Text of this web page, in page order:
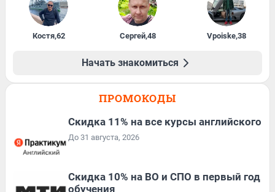
Костя,62 Сергей,48 Vpoiske,38
Начать знакомиться
ПРОМОКОДЫ
Скидка 11% на все курсы английского
До 31 августа, 2026
Скидка 10% на ВО и СПО в первый год
обучения